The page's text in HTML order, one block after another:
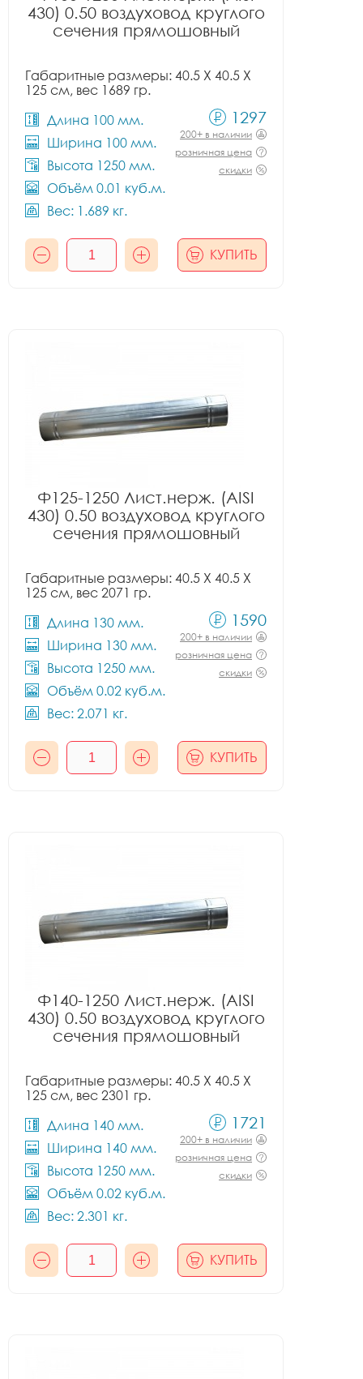
430) 0.50 воздуховод круглого
сечения прямошовный
Габаритные размеры: 40.5 X 40.5 X
125 см, вес 1689 гр.
Длина 100 мм.
Ширина 100 мм.
Высота 1250 мм.
Объём 0.01 куб.м.
Вес: 1.689 кг.
1297
200+ в наличии
розничная цена
скидки
КУПИТЬ
Ф125-1250 Лист.нерж. (AISI
430) 0.50 воздуховод круглого
сечения прямошовный
Габаритные размеры: 40.5 X 40.5 X
125 см, вес 2071 гр.
Длина 130 мм.
Ширина 130 мм.
Высота 1250 мм.
Объём 0.02 куб.м.
Вес: 2.071 кг.
1590
200+ в наличии
розничная цена
скидки
КУПИТЬ
Ф140-1250 Лист.нерж. (AISI
430) 0.50 воздуховод круглого
сечения прямошовный
Габаритные размеры: 40.5 X 40.5 X
125 см, вес 2301 гр.
Длина 140 мм.
Ширина 140 мм.
Высота 1250 мм.
Объём 0.02 куб.м.
Вес: 2.301 кг.
1721
200+ в наличии
розничная цена
скидки
КУПИТЬ